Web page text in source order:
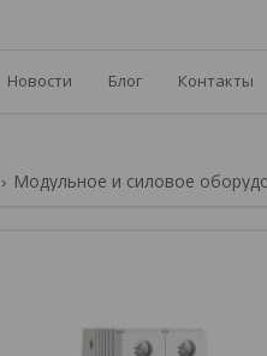
Новости Блог Контакты
Модульное и силовое